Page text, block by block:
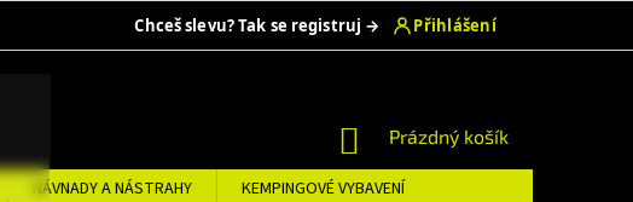
NÁKUPNÍ
KOŠÍK
Prázdný košík
NÁVNADY A NÁSTRAHY
KEMPINGOVÉ VYBAVENÍ